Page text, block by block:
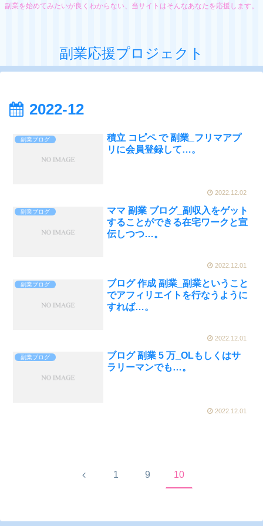
副業を始めてみたいが良くわからない、当サイトはそんなあなたを応援します。
副業応援プロジェクト
2022-12
副業ブログ
積立 コピペ で 副業_フリマアプ
リに会員登録して…。
2022.12.02
副業ブログ
ママ 副業 ブログ_副収入をゲット
することができる在宅ワークと宣
伝しつつ…。
2022.12.01
副業ブログ
ブログ 作成 副業_副業ということ
でアフィリエイトを行なうように
すれば…。
2022.12.01
副業ブログ
ブログ 副業 5 万_OLもしくはサ
ラリーマンでも…。
2022.12.01
前 1 9 10